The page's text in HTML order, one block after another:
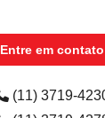
Entre em contato
(11) 3719-